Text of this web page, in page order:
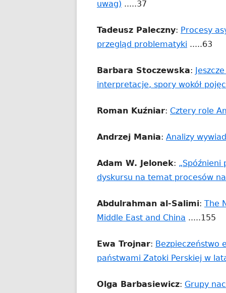
oknie
uwag) Strona
się
w
oknie
.....37
Tadeusz Paleczny: Procesy
przegląd problematyki Strona
się
w
oknie
.....63
Barbara Stoczewska:
interpretacje, spory wokół
Roman Kuźniar: Cztery role
Andrzej Mania: Analizy
Adam W. Jelonek: „Spóźnieni
dyskursu na temat procesów
Abdulrahman al-Salimi: The
Middle East and China Strona
się
w
oknie
.....155
Ewa Trojnar: Bezpieczeństwo
państwami Zatoki Perskiej w
Olga Barbasiewicz: Grupy